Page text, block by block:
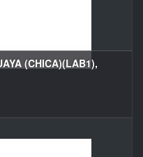
(CHICA)(LAB1),